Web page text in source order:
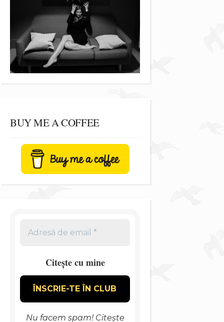
BUY ME A COFFEE
Citește cu mine
Nu facem spam! Citește